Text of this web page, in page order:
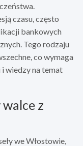
czasu, często
bankowych
Tego rodzaju
co wymaga
wiedzy na temat
z
we Włostowie,